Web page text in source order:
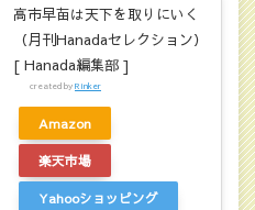
高市早苗は天下を取りにいく
（月刊Hanadaセレクション）
[ Hanada編集部 ]
created byRinker
Amazon
楽天市場
Yahooショッピング